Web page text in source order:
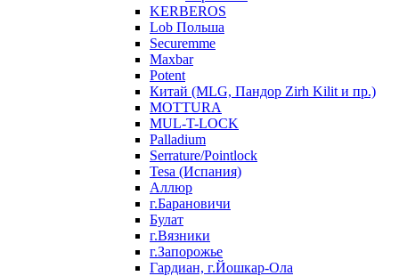
KERBEROS
Lob Польша
Securemme
Maxbar
Potent
Китай (MLG, Пандор Zirh Kilit и пр.)
MOTTURA
MUL-T-LOCK
Palladium
Serrature/Pointlock
Tesa (Испания)
Аллюр
г.Барановичи
Булат
г.Вязники
г.Запорожье
Гардиан, г.Йошкар-Ола